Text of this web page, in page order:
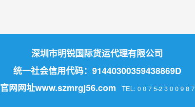
深圳市明锐国际货运代理有限公司
统一社会信用代码：91440300359438869D
官网网址www.szmrgj56.com TEL: 0 0 7 5-2 3 0 0 9 8 7